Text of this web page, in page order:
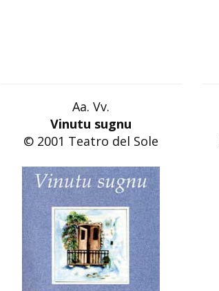
Aa. Vv.
Vinutu sugnu
© 2001 Teatro del Sole